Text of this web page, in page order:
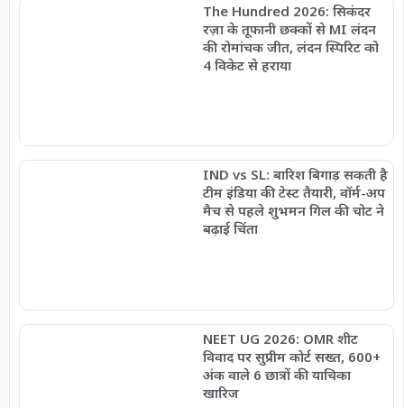
The Hundred 2026: सिकंदर
रज़ा के तूफानी छक्कों से MI लंदन
की रोमांचक जीत, लंदन स्पिरिट को
4 विकेट से हराया
IND vs SL: बारिश बिगाड़ सकती है
टीम इंडिया की टेस्ट तैयारी, वॉर्म-अप
मैच से पहले शुभमन गिल की चोट ने
बढ़ाई चिंता
NEET UG 2026: OMR शीट
विवाद पर सुप्रीम कोर्ट सख्त, 600+
अंक वाले 6 छात्रों की याचिका
खारिज